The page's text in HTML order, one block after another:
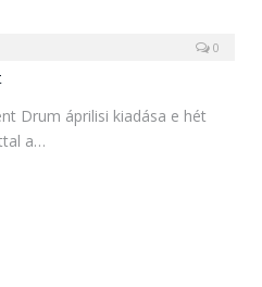
0
Drum áprilisi kiadása e hét
a…